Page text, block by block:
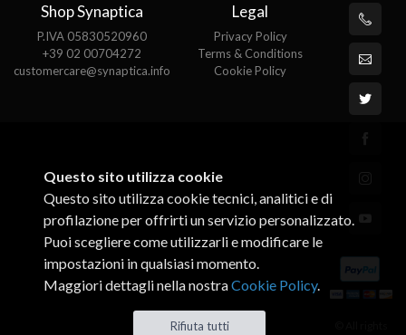
Shop Synaptica
P.IVA 05830520960
+39 02 00704272
customercare@synaptica.info
Legal
Privacy Policy
Terms & Conditions
Cookie Policy
Questo sito utilizza cookie
Questo sito utilizza cookie tecnici, analitici e di
profilazione per offrirti un servizio personalizzato.
Puoi scegliere come utilizzarli e modificare le
impostazioni in qualsiasi momento.
Maggiori dettagli nella nostraCookie Policy.
Rifiuta tutti